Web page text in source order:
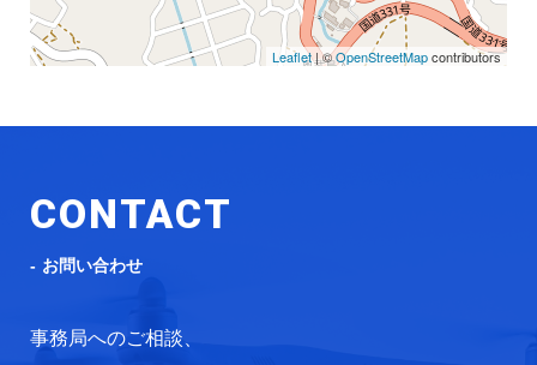
Leaflet| ©OpenStreetMapcontributors
CONTACT
お問い合わせ
事務局へのご相談、